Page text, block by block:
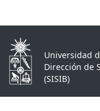
Universidad
Dirección de
(SISIB)